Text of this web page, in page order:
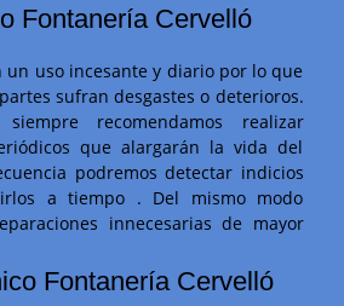
Fontanería Cervelló
un uso incesante y diario por lo que
sufran desgastes o deterioros.
recomendamos realizar
que alargarán la vida del
podremos detectar indicios
a tiempo . Del mismo modo
innecesarias de mayor
Fontanería Cervelló